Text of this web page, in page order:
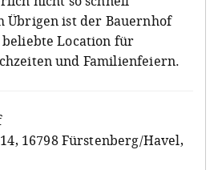
Übrigen ist der Bauernhof
Location für
und Familienfeiern.
16798 Fürstenberg/Havel,